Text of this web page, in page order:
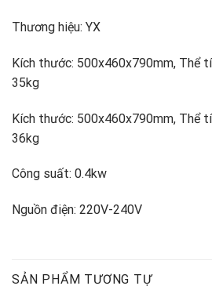
Thương hiệu: YX
Kích thước: 500x460x790mm, Thể
35kg
Kích thước: 500x460x790mm, Thể
36kg
Công suất: 0.4kw
Nguồn điện: 220V-240V
SẢN PHẨM TƯƠNG TỰ